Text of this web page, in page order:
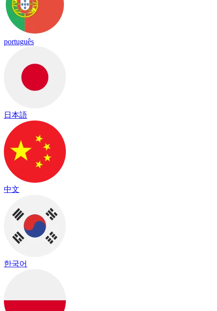
português
日本語
中文
한국어